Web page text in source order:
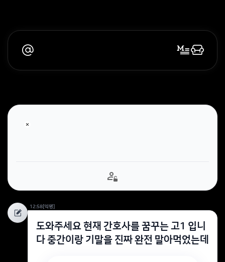
12:58[익명]
도와주세요 현재 간호사를 꿈꾸는 고1 입니
다 중간이랑 기말을 진짜 완전 말아먹었는데